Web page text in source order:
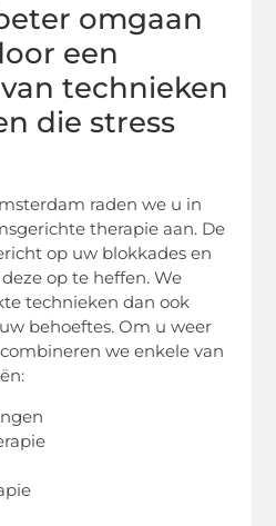
omgaan
een
technieken
die stress
raden we u in
therapie aan. De
op uw blokkades en
op te heffen. We
technieken dan ook
behoeftes. Om u weer
we enkele van